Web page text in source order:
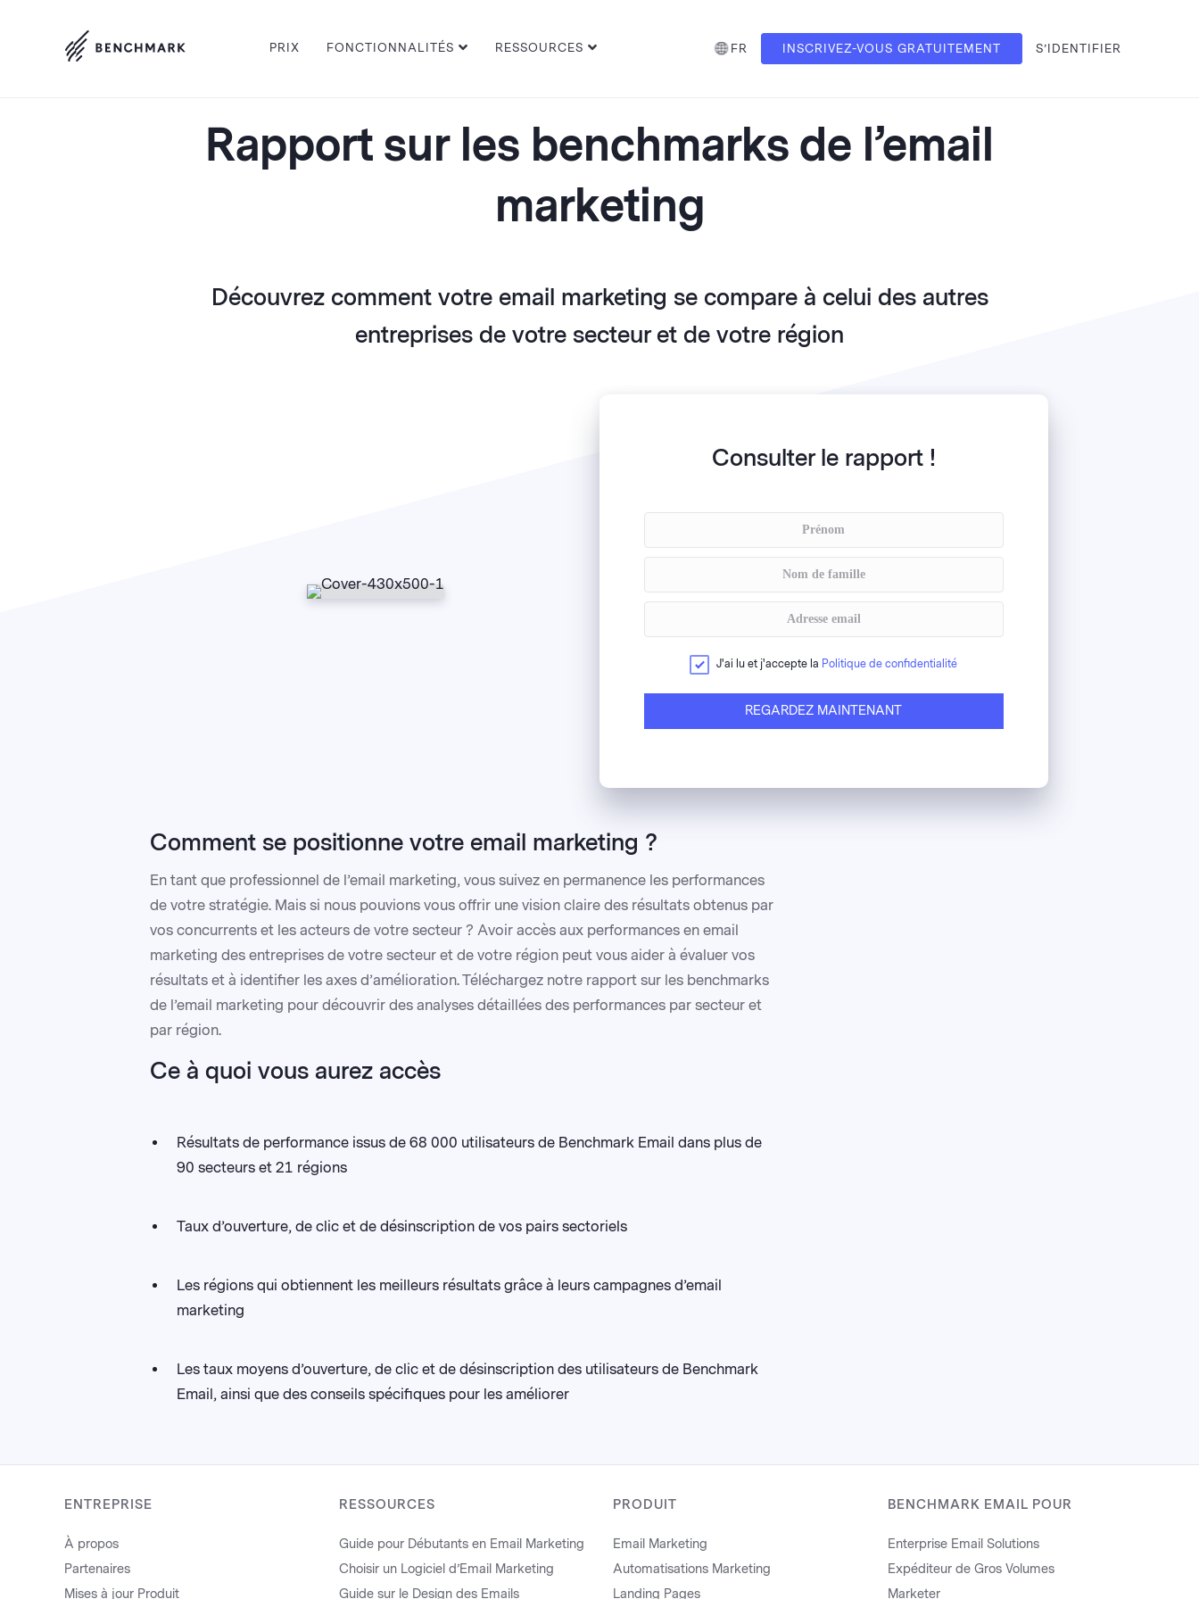
PRIX FONCTIONNALITÉS RESSOURCES FR INSCRIVEZ-VOUS GRATUITEMENT S’IDENTIFIER
Rapport sur les benchmarks de l’email
marketing
Découvrez comment votre email marketing se compare à celui des autres
entreprises de votre secteur et de votre région
Consulter le rapport !
J'ai lu et j'accepte la Politique de confidentialité
REGARDEZ MAINTENANT
Comment se positionne votre email marketing ?
En tant que professionnel de l’email marketing, vous suivez en permanence les performances
de votre stratégie. Mais si nous pouvions vous offrir une vision claire des résultats obtenus par
vos concurrents et les acteurs de votre secteur ? Avoir accès aux performances en email
marketing des entreprises de votre secteur et de votre région peut vous aider à évaluer vos
résultats et à identifier les axes d’amélioration. Téléchargez notre rapport sur les benchmarks
de l’email marketing pour découvrir des analyses détaillées des performances par secteur et
par région.
Ce à quoi vous aurez accès
Résultats de performance issus de 68 000 utilisateurs de Benchmark Email dans plus de
90 secteurs et 21 régions
Taux d’ouverture, de clic et de désinscription de vos pairs sectoriels
Les régions qui obtiennent les meilleurs résultats grâce à leurs campagnes d’email
marketing
Les taux moyens d’ouverture, de clic et de désinscription des utilisateurs de Benchmark
Email, ainsi que des conseils spécifiques pour les améliorer
ENTREPRISE
À propos
Partenaires
Mises à jour Produit
RESSOURCES
Guide pour Débutants en Email Marketing
Choisir un Logiciel d’Email Marketing
Guide sur le Design des Emails
PRODUIT
Email Marketing
Automatisations Marketing
Landing Pages
BENCHMARK EMAIL POUR
Enterprise Email Solutions
Expéditeur de Gros Volumes
Marketer